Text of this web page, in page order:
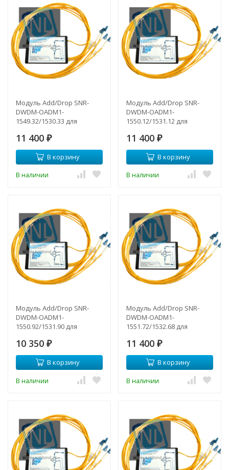
Модуль Add/Drop SNR-
DWDM-OADM1-
1549.32/1530.33 для
сетей
11 400 ₽
В корзину
В наличии
Модуль Add/Drop SNR-
DWDM-OADM1-
1550.12/1531.12 для
сетей
11 400 ₽
В корзину
В наличии
Модуль Add/Drop SNR-
DWDM-OADM1-
1550.92/1531.90 для
сетей
10 350 ₽
В корзину
В наличии
Модуль Add/Drop SNR-
DWDM-OADM1-
1551.72/1532.68 для
сетей
11 400 ₽
В корзину
В наличии